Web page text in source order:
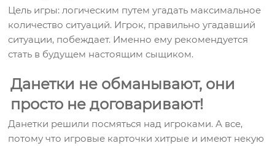
Цель игры: логическим путем угадать максимальное
количество ситуаций. Игрок, правильно угадавший
ситуации, побеждает. Именно ему рекомендуется
стать в будущем настоящим сыщиком.
Данетки не обманывают, они
просто не договаривают!
Данетки решили посмяться над игроками. А все,
потому что игровые карточки хитрые и имеют некую